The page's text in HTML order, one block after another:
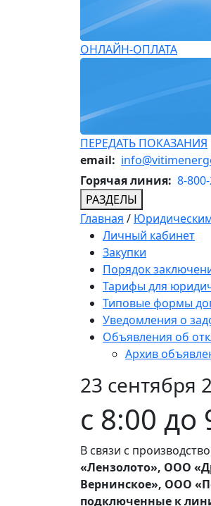
ОНЛАЙН-ОПЛАТА
ПЕРЕДАТЬ ПОКАЗАНИЯ
email:
Горячая линия: 8-
РАЗДЕЛЫ
Главная /
Личный кабинет
Закупки
Порядок
Тарифы для
Типовые формы
Уведомления о
Объявления об
Архив
23 сентября
с 8:00 до
В связи с
«Лензолото», ООО
Вернинское», ООО
подключенные к